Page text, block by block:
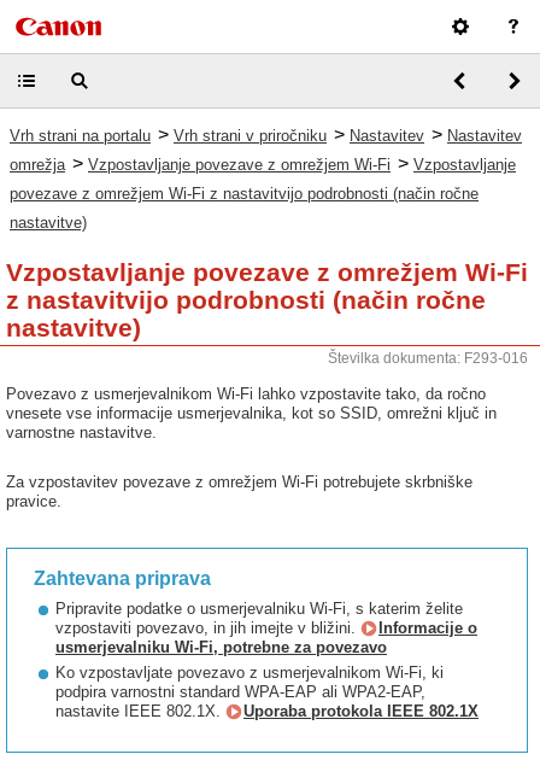
Vrh strani na portalu > Vrh strani v priročniku > Nastavitev > Nastavitev
omrežja > Vzpostavljanje povezave z omrežjem Wi-Fi > Vzpostavljanje
povezave z omrežjem Wi-Fi z nastavitvijo podrobnosti (način ročne
nastavitve)
Vzpostavljanje povezave z omrežjem Wi-Fi
z nastavitvijo podrobnosti (način ročne
nastavitve)
Številka dokumenta: F293-016
Povezavo z usmerjevalnikom Wi-Fi lahko vzpostavite tako, da ročno
vnesete vse informacije usmerjevalnika, kot so SSID, omrežni ključ in
varnostne nastavitve.
Za vzpostavitev povezave z omrežjem Wi-Fi potrebujete skrbniške
pravice.
Zahtevana priprava
Pripravite podatke o usmerjevalniku Wi-Fi, s katerim želite
vzpostaviti povezavo, in jih imejte v bližini.
Informacije o
usmerjevalniku Wi-Fi, potrebne za povezavo
Ko vzpostavljate povezavo z usmerjevalnikom Wi-Fi, ki
podpira varnostni standard WPA-EAP ali WPA2-EAP,
nastavite IEEE 802.1X.
Uporaba protokola IEEE 802.1X